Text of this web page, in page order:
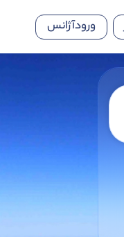
ورودآژانس